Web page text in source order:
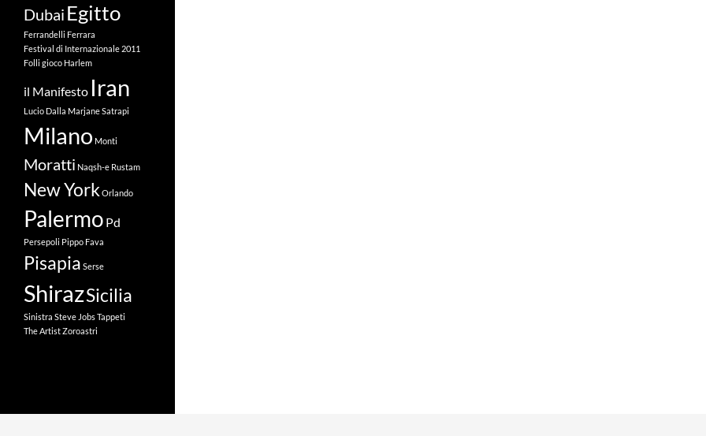
Dubai Egitto
Ferrandelli Ferrara
Festival di Internazionale 2011
Folli gioco Harlem
il Manifesto Iran
Lucio Dalla Marjane Satrapi
Milano Monti
Moratti Naqsh-e Rustam
New York Orlando
Palermo Pd
Persepoli Pippo Fava
Pisapia Serse
ShirazSicilia
Sinistra Steve JobsTappeti
The ArtistZoroastri